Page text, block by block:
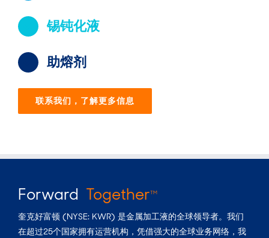
锡钝化液
助熔剂
联系我们，了解更多信息
Forward TogetherTM
奎克好富顿 (NYSE: KWR) 是金属加工液的全球领导者。我们
在超过25个国家拥有运营机构，凭借强大的全球业务网络，我